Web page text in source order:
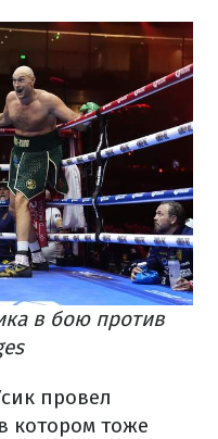
в бою против
провел
котором тоже